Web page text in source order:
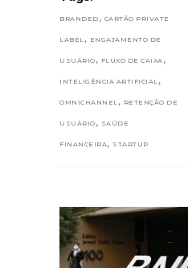
BRANDED , CARTÃO PRIVATE
LABEL , ENGAJAMENTO DE
USUÁRIO , FLUXO DE CAIXA ,
INTELIGÊNCIA ARTIFICIAL ,
OMNICHANNEL , RETENÇÃO DE
USUÁRIO , SAÚDE
FINANCEIRA , STARTUP